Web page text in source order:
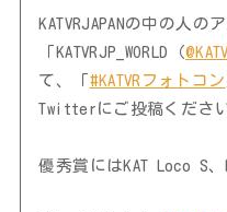
KATVRJAPANの中の人の
「KATVRJP_WORLD（
て、「 #KATVRフォトコン
Twitterにご投稿ください
優秀賞にはKAT Loco S